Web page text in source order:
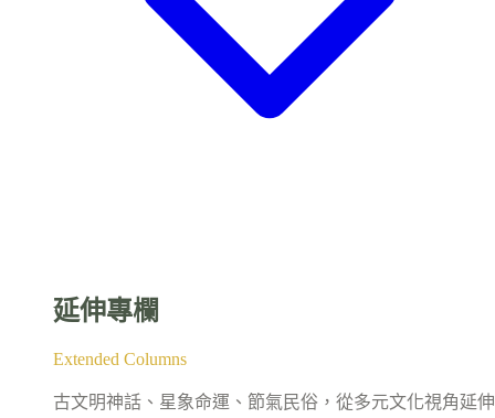
延伸專欄
Extended Columns
古文明神話、星象命運、節氣民俗，從多元文化視角延伸